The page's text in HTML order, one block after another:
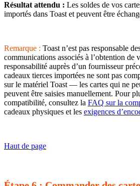
Résultat attendu : Les soldes de vos
importés dans Toast et peuvent être
Remarque : Toast n’est pas responsable
communications associés à l’obtention de
responsabilité auprès d’un fournisseur
cadeaux tierces importées ne sont pas
sur le matériel Toast — les cartes qui ne
peuvent être saisies manuellement. Pour
compatibilité, consultez la FAQ sur la
cadeaux physiques et les exigences
Haut de page